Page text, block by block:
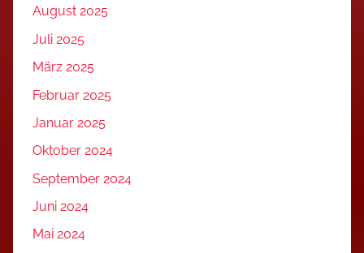
August 2025
Juli 2025
März 2025
Februar 2025
Januar 2025
Oktober 2024
September 2024
Juni 2024
Mai 2024